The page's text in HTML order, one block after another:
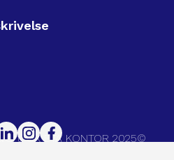
UK ETA KONTOR 2025©